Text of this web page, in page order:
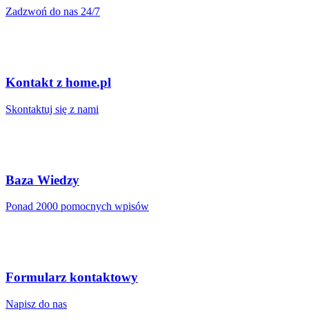
Zadzwoń do nas 24/7
Kontakt z home.pl
Skontaktuj się z nami
Baza Wiedzy
Ponad 2000 pomocnych wpisów
Formularz kontaktowy
Napisz do nas